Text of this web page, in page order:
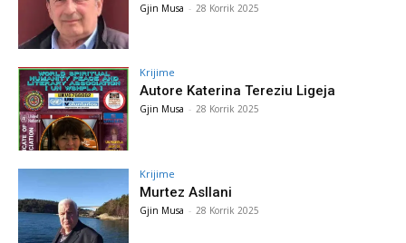
Gjin Musa - 28 Korrik 2025
Krijime
Autore Katerina Tereziu Ligeja
Gjin Musa - 28 Korrik 2025
Krijime
Murtez Asllani
Gjin Musa - 28 Korrik 2025